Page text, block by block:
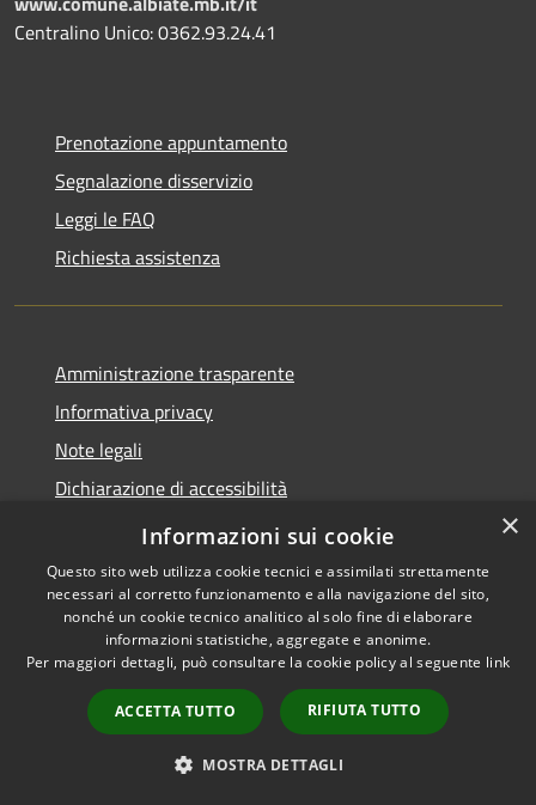
Centralino Unico: 0362.93.24.41
Prenotazione appuntamento
Segnalazione disservizio
Leggi le FAQ
Richiesta assistenza
Amministrazione trasparente
Informativa privacy
Note legali
Dichiarazione di accessibilità
Obbietivi di accessibilità
Accessibilità
Copyright © 2026 • Comune di
Albiate • Powered by
Municipium•
Accesso
redazione
×
Informazioni sui cookie
Questo sito web utilizza cookie tecnici e assimilati strettamente
necessari al corretto funzionamento e alla navigazione del sito,
nonché un cookie tecnico analitico al solo fine di elaborare
informazioni statistiche, aggregate e anonime.
Per maggiori dettagli, può consultare la cookie policy al seguente link
ACCETTA TUTTO RIFIUTA TUTTO
MOSTRA DETTAGLI